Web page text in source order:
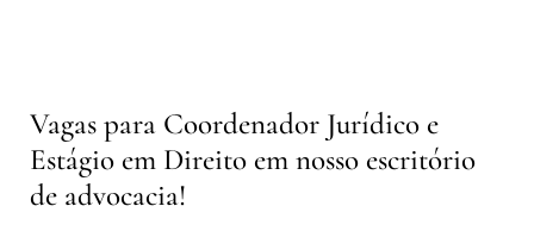
Vagas para Coordenador Jurídico e
Estágio em Direito em nosso escritório
de advocacia!